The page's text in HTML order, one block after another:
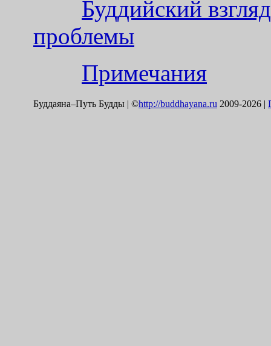
Буддийский
проблемы
Примечания
Буддаяна–Путь Будды | ©http://buddhayana.ru 2009-2026 |